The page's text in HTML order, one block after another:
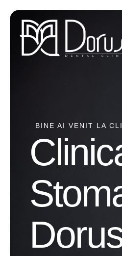
BINE AI VENIT LA